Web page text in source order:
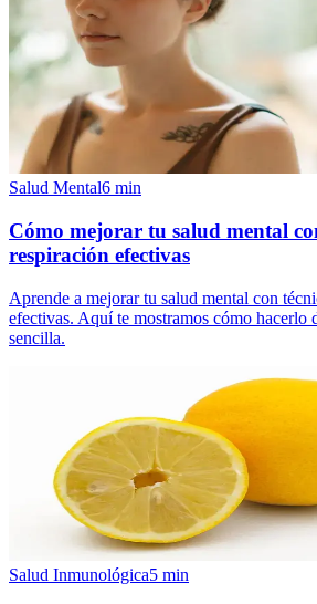
Salud Mental6 min
Cómo mejorar tu salud mental
respiración efectivas
Aprende a mejorar tu salud mental con
efectivas. Aquí te mostramos cómo hacerlo
sencilla.
Salud Inmunológica5 min